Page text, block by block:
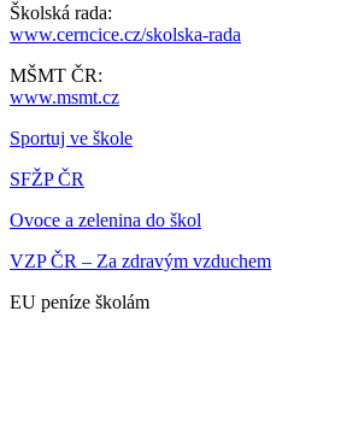
Školská rada:
www.cerncice.cz/skolska-rada
MŠMT ČR:
www.msmt.cz
Sportuj ve škole
SFŽP ČR
Ovoce a zelenina do škol
VZP ČR – Za zdravým vzduchem
EU peníze školám